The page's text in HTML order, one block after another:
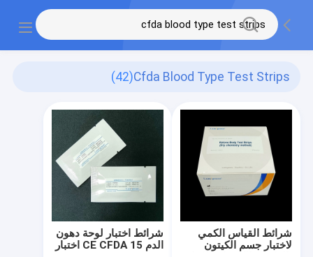
Cfda Blood Type Test Strips
(42)
شرائط اختبار لوحة دهون
الدم CE CFDA 15 اختبار
شرائط القياس الكمي
لاختبار جسم الكيتون